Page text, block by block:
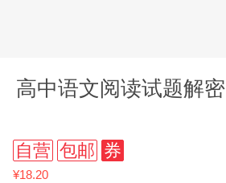
高中语文阅读试题解密
自营 包邮 券
¥18.20